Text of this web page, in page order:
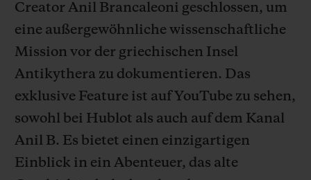
Creator Anil Brancaleoni geschlossen, um
eine außergewöhnliche wissenschaftliche
Mission vor der griechischen Insel
Antikythera zu dokumentieren. Das
exklusive Feature ist auf YouTube zu sehen,
sowohl bei Hublot als auch auf dem Kanal
Anil B. Es bietet einen einzigartigen
Einblick in ein Abenteuer, das alte
KONTAKT